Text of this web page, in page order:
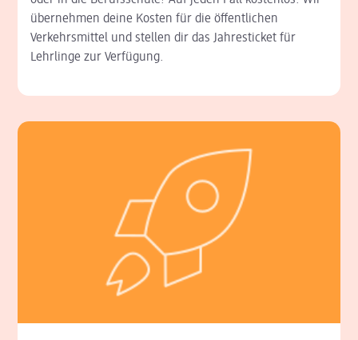
übernehmen deine Kosten für die öffentlichen
Verkehrsmittel und stellen dir das Jahresticket für
Lehrlinge zur Verfügung.